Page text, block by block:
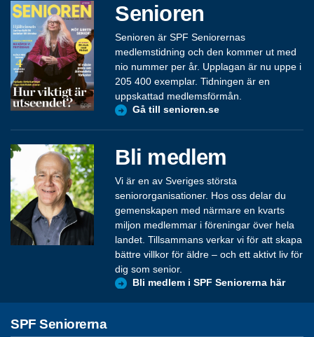
Senioren
Senioren är SPF Seniorernas
medlemstidning och den kommer ut med
nio nummer per år. Upplagan är nu uppe i
205 400 exemplar. Tidningen är en
uppskattad medlemsförmån.
Gå till senioren.se
Bli medlem
Vi är en av Sveriges största
seniororganisationer. Hos oss delar du
gemenskapen med närmare en kvarts
miljon medlemmar i föreningar över hela
landet. Tillsammans verkar vi för att skapa
bättre villkor för äldre – och ett aktivt liv för
dig som senior.
Bli medlem i SPF Seniorerna här
SPF Seniorerna